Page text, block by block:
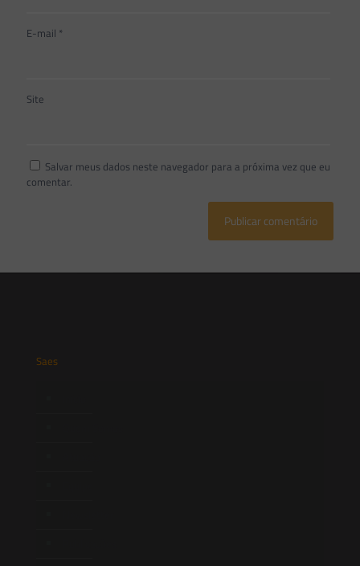
E-mail *
Site
Salvar meus dados neste navegador para a próxima vez que eu
comentar.
Saes